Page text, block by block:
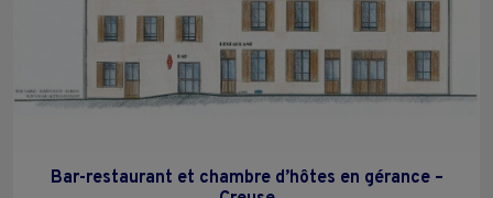
Bar-restaurant et chambre d’hôtes en gérance –